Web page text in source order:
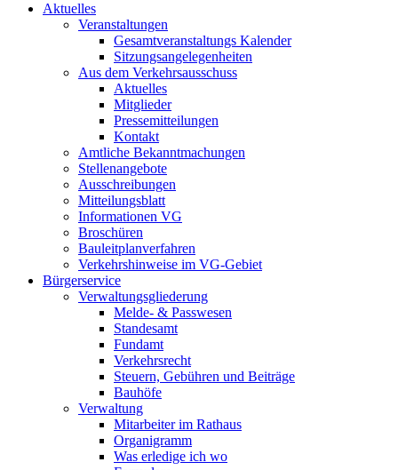
Aktuelles
Veranstaltungen
Gesamtveranstaltungs Kalender
Sitzungsangelegenheiten
Aus dem Verkehrsausschuss
Aktuelles
Mitglieder
Pressemitteilungen
Kontakt
Amtliche Bekanntmachungen
Stellenangebote
Ausschreibungen
Mitteilungsblatt
Informationen VG
Broschüren
Bauleitplanverfahren
Verkehrshinweise im VG-Gebiet
Bürgerservice
Verwaltungsgliederung
Melde- & Passwesen
Standesamt
Fundamt
Verkehrsrecht
Steuern, Gebühren und Beiträge
Bauhöfe
Verwaltung
Mitarbeiter im Rathaus
Organigramm
Was erledige ich wo